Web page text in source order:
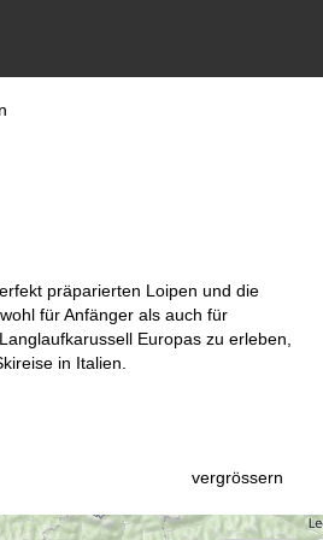
präparierten Loipen und die
für Anfänger als auch für
Europas zu erleben,
in Italien.
vergrössern